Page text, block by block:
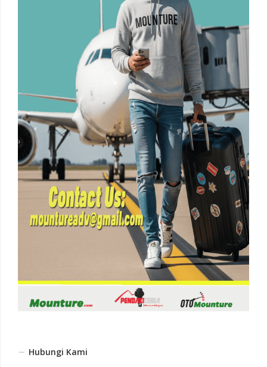
Hubungi Kami